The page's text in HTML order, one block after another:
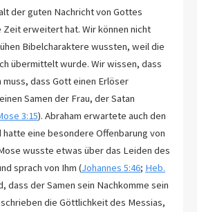
der guten Nachricht von Gottes
Zeit erweitert hat. Wir können nicht
wussten, weil die
übermittelt wurde. Wir wissen, dass
dass Gott einen Erlöser
Satan
3:15). Abraham erwartete auch den
hatte eine besondere Offenbarung von
wusste etwas über das Leiden des
sprach von Ihm (Johannes 5:46; Heb.
sein Nachkomme sein
die Göttlichkeit des Messias,